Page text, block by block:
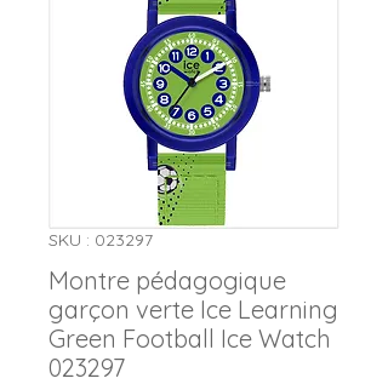
SKU : 023297
Montre pédagogique
garçon verte Ice Learning
Green Football Ice Watch
023297